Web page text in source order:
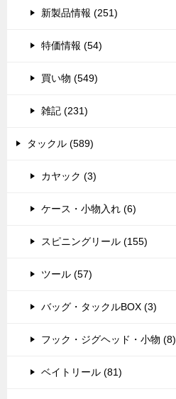
新製品情報 (251)
特価情報 (54)
買い物 (549)
雑記 (231)
タックル (589)
カヤック (3)
ケース・小物入れ (6)
スピニングリール (155)
ツール (57)
バッグ・タックルBOX (3)
フック・ジグヘッド・小物 (8)
ベイトリール (81)